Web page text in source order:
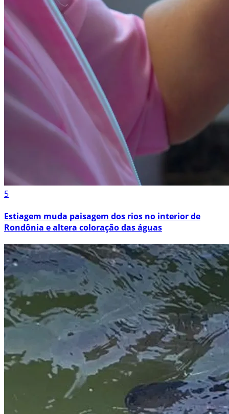
5
Estiagem muda paisagem dos rios no interior de
Rondônia e altera coloração das águas